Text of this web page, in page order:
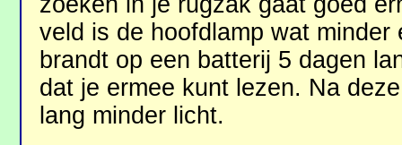
veld is de hoofdlamp wat
brandt op een batterij 5 dagen
dat je ermee kunt lezen. Na
lang minder licht.